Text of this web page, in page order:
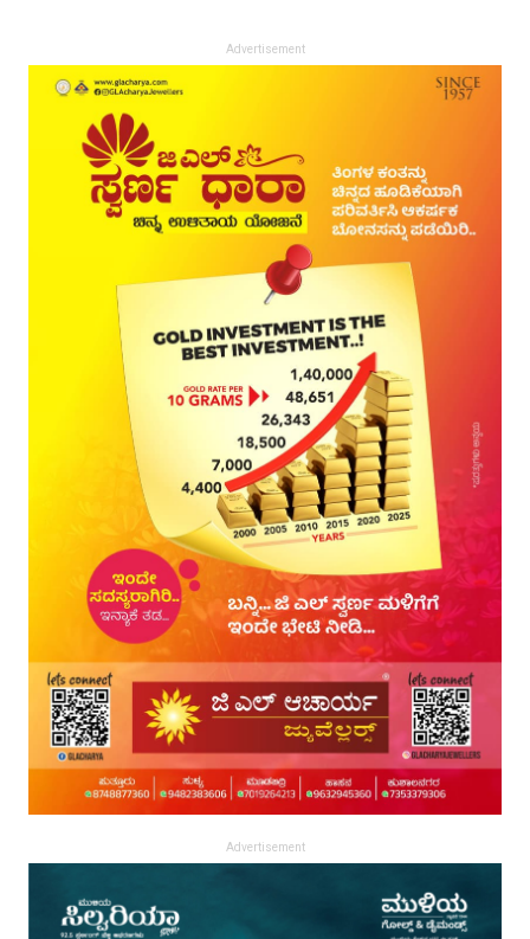
Advertisement
Advertisement